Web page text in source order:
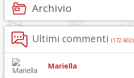
Archivio
Ultimi commenti (172.602)
Mariella